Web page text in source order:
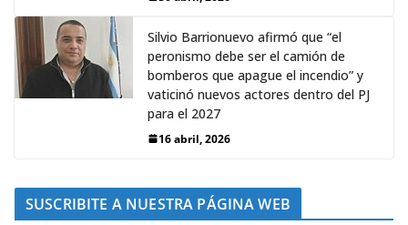
Silvio Barrionuevo afirmó que “el
peronismo debe ser el camión de
bomberos que apague el incendio” y
vaticinó nuevos actores dentro del PJ
para el 2027
16 abril, 2026
SUSCRIBITE A NUESTRA PÁGINA WEB